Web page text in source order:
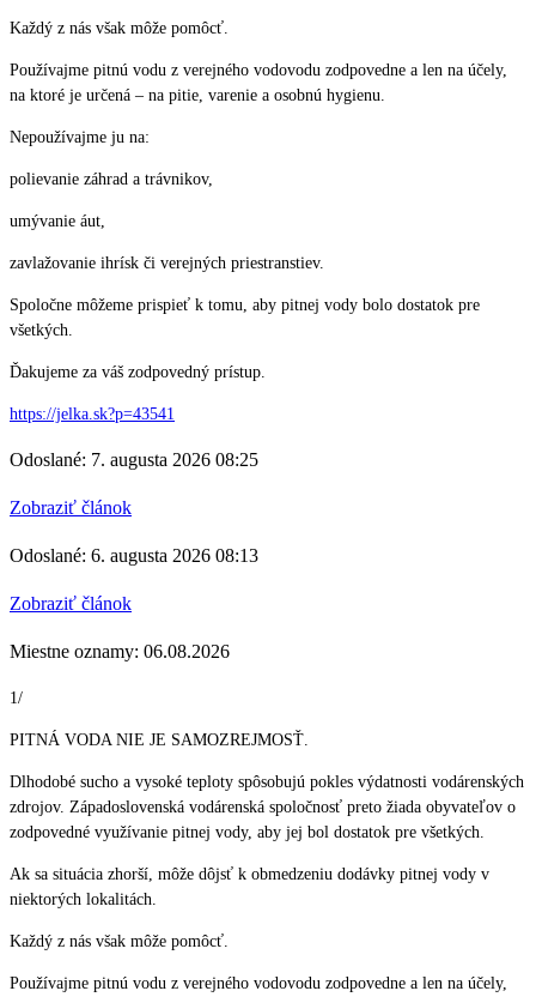
Každý z nás však môže pomôcť.
Používajme pitnú vodu z verejného vodovodu zodpovedne a len na účely,
na ktoré je určená – na pitie, varenie a osobnú hygienu.
Nepoužívajme ju na:
polievanie záhrad a trávnikov,
umývanie áut,
zavlažovanie ihrísk či verejných priestranstiev.
Spoločne môžeme prispieť k tomu, aby pitnej vody bolo dostatok pre
všetkých.
Ďakujeme za váš zodpovedný prístup.
https://jelka.sk?p=43541
Odoslané: 7. augusta 2026 08:25
Zobraziť článok
Odoslané: 6. augusta 2026 08:13
Zobraziť článok
Miestne oznamy: 06.08.2026
1/
PITNÁ VODA NIE JE SAMOZREJMOSŤ.
Dlhodobé sucho a vysoké teploty spôsobujú pokles výdatnosti vodárenských
zdrojov. Západoslovenská vodárenská spoločnosť preto žiada obyvateľov o
zodpovedné využívanie pitnej vody, aby jej bol dostatok pre všetkých.
Ak sa situácia zhorší, môže dôjsť k obmedzeniu dodávky pitnej vody v
niektorých lokalitách.
Každý z nás však môže pomôcť.
Používajme pitnú vodu z verejného vodovodu zodpovedne a len na účely,